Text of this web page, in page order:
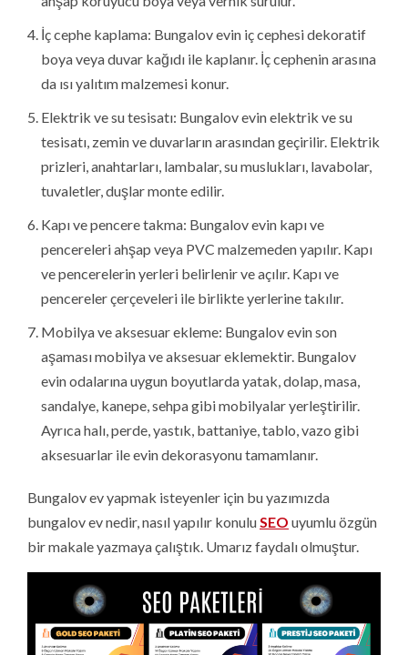
İç cephe kaplama: Bungalov evin iç cephesi dekoratif
boya veya duvar kağıdı ile kaplanır. İç cephenin arasına
da ısı yalıtım malzemesi konur.
Elektrik ve su tesisatı: Bungalov evin elektrik ve su
tesisatı, zemin ve duvarların arasından geçirilir. Elektrik
prizleri, anahtarları, lambalar, su muslukları, lavabolar,
tuvaletler, duşlar monte edilir.
Kapı ve pencere takma: Bungalov evin kapı ve
pencereleri ahşap veya PVC malzemeden yapılır. Kapı
ve pencerelerin yerleri belirlenir ve açılır. Kapı ve
pencereler çerçeveleri ile birlikte yerlerine takılır.
Mobilya ve aksesuar ekleme: Bungalov evin son
aşaması mobilya ve aksesuar eklemektir. Bungalov
evin odalarına uygun boyutlarda yatak, dolap, masa,
sandalye, kanepe, sehpa gibi mobilyalar yerleştirilir.
Ayrıca halı, perde, yastık, battaniye, tablo, vazo gibi
aksesuarlar ile evin dekorasyonu tamamlanır.
Bungalov ev yapmak isteyenler için bu yazımızda
bungalov ev nedir, nasıl yapılır konulu SEO uyumlu özgün
bir makale yazmaya çalıştık. Umarız faydalı olmuştur.